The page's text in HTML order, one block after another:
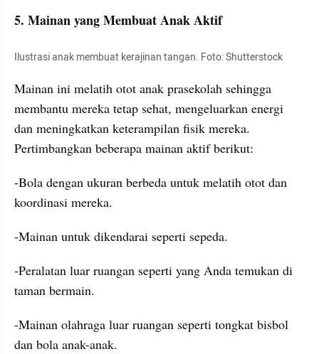
5. Mainan yang Membuat Anak Aktif
Ilustrasi anak membuat kerajinan tangan. Foto: Shutterstock
Mainan ini melatih otot anak prasekolah sehingga
membantu mereka tetap sehat, mengeluarkan energi
dan meningkatkan keterampilan fisik mereka.
Pertimbangkan beberapa mainan aktif berikut:
-Bola dengan ukuran berbeda untuk melatih otot dan
koordinasi mereka.
-Mainan untuk dikendarai seperti sepeda.
-Peralatan luar ruangan seperti yang Anda temukan di
taman bermain.
-Mainan olahraga luar ruangan seperti tongkat bisbol
dan bola anak-anak.